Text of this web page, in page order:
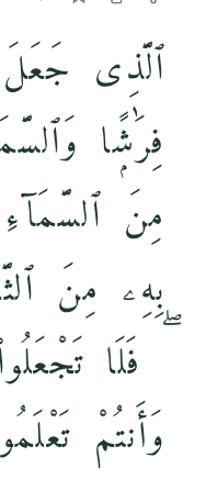
ٱلَّذِى
فِرَٰشًۭا
مِنَ
بِهِۦ مِنَ
فَلَا
وَأَنتُمْ